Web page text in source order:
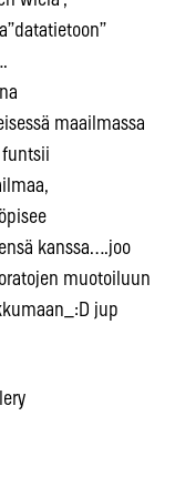
maailmassa
kanssa….joo
muotoiluun
jup